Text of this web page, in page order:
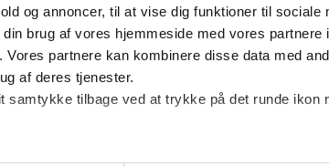
og annoncer, til at vise dig funktioner til sociale
brug af vores hjemmeside med vores partnere
partnere kan kombinere disse data med
af deres tjenester.
tilbage ved at trykke på det runde ikon